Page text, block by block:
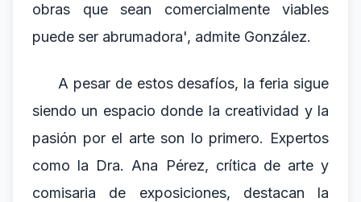
obras que sean comercialmente viables
puede ser abrumadora', admite González.
A pesar de estos desafíos, la feria sigue
siendo un espacio donde la creatividad y la
pasión por el arte son lo primero. Expertos
como la Dra. Ana Pérez, crítica de arte y
comisaria de exposiciones, destacan la